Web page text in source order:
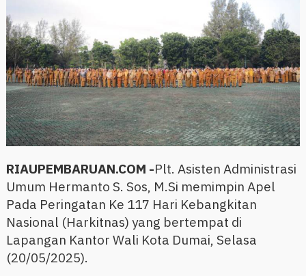
RIAUPEMBARUAN.COM -Plt. Asisten Administrasi
Umum Hermanto S. Sos, M.Si memimpin Apel
Pada Peringatan Ke 117 Hari Kebangkitan
Nasional (Harkitnas) yang bertempat di
Lapangan Kantor Wali Kota Dumai, Selasa
(20/05/2025).